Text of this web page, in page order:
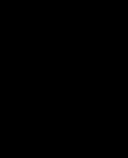
Every